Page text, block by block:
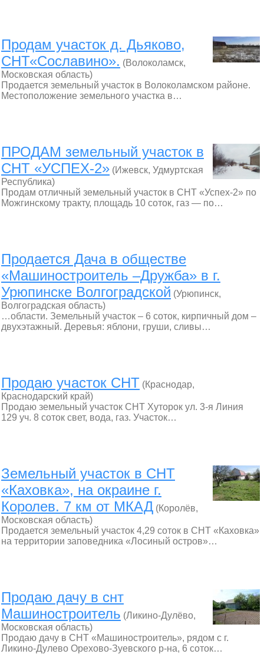
Продам участок д. Дьяково,
СНТ«Сославино». (Волоколамск,
Московская область)
Продается земельный участок в Волоколамском районе.
Местоположение земельного участка в…
ПРОДАМ земельный участок в
СНТ «УСПЕХ-2» (Ижевск, Удмуртская
Республика)
Продам отличный земельный участок в СНТ «Успех-2» по
Можгинскому тракту, площадь 10 соток, газ — по…
Продается Дача в обществе
«Машиностроитель –Дружба» в г.
Урюпинске Волгоградской (Урюпинск,
Волгоградская область)
…области. Земельный участок – 6 соток, кирпичный дом –
двухэтажный. Деревья: яблони, груши, сливы…
Продаю участок СНТ (Краснодар,
Краснодарский край)
Продаю земельный участок СНТ Хуторок ул. 3-я Линия
129 уч. 8 соток свет, вода, газ. Участок…
Земельный участок в СНТ
«Каховка», на окраине г.
Королев. 7 км от МКАД (Королёв,
Московская область)
Продается земельный участок 4,29 соток в СНТ «Каховка»
на территории заповедника «Лосиный остров»…
Продаю дачу в снт
Машиностроитель (Ликино-Дулёво,
Московская область)
Продаю дачу в СНТ «Машиностроитель», рядом с г.
Ликино-Дулево Орехово-Зуевского р-на, 6 соток…